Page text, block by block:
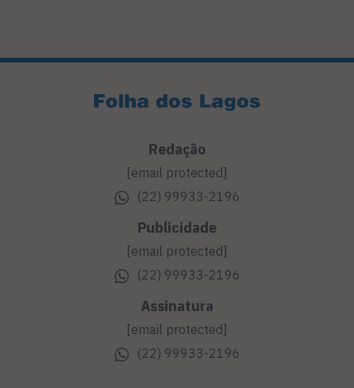
Redação
[email protected]
(22) 99933-2196
Publicidade
[email protected]
(22) 99933-2196
Assinatura
[email protected]
(22) 99933-2196